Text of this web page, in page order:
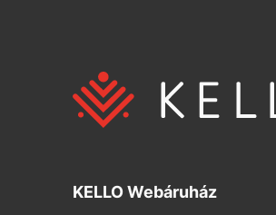
KELLO Webáruház